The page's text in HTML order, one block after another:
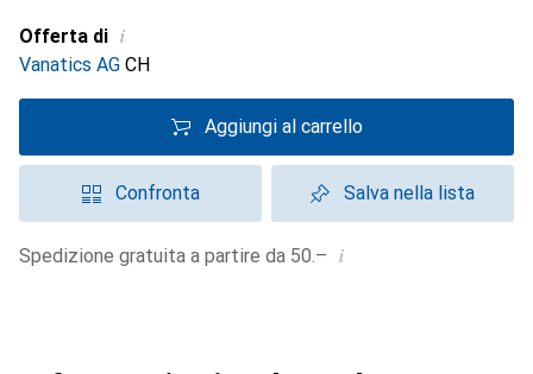
Offerta di i
Vanatics AG CH
Aggiungi al carrello
Confronta Salva nella lista
Spedizione gratuita a partire da 50.– i